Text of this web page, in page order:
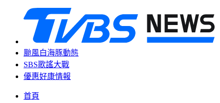
颱風白海豚動態
SBS歌謠大戰
優惠好康情報
首頁